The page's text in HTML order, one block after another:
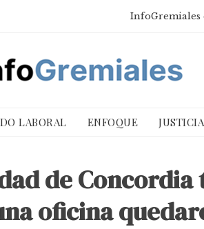
InfoGremiales
LABORAL ENFOQUE
de Concordia
oficina